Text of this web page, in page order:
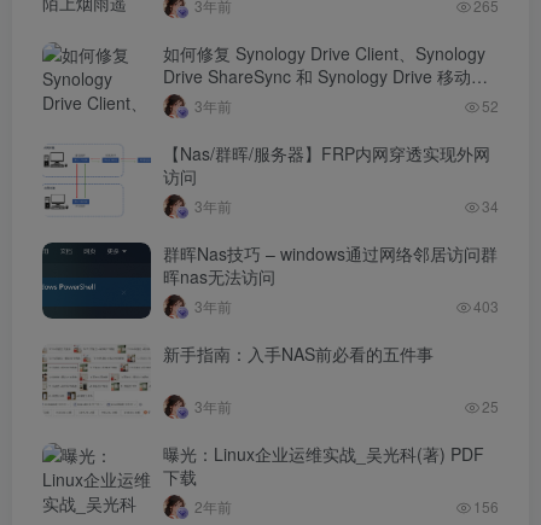
3年前 265
如何修复 Synology Drive Client、Synology
Drive ShareSync 和 Synology Drive 移动应
用程序的常见 SSL 问题？
3年前 52
【Nas/群晖/服务器】FRP内网穿透实现外网
访问
3年前 34
群晖Nas技巧 – windows通过网络邻居访问群
晖nas无法访问
3年前 403
新手指南：入手NAS前必看的五件事
3年前 25
曝光：Linux企业运维实战_吴光科(著) PDF
下载
2年前 156